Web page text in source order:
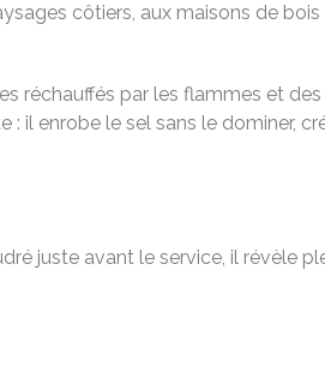
côtiers, aux maisons de
réchauffés par les flammes et
il enrobe le sel sans le dominer,
juste avant le service, il révèle